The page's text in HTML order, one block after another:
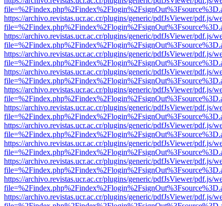
https://archivo.revistas.ucr.ac.cr/plugins/generic/pdfJsViewer/pdf.js/
https://archivo.revistas.ucr.ac.cr/plugins/generic/pdfJsViewer/pdf.js/
https://archivo.revistas.ucr.ac.cr/plugins/generic/pdfJsViewer/pdf.js/
https://archivo.revistas.ucr.ac.cr/plugins/generic/pdfJsViewer/pdf.js/
https://archivo.revistas.ucr.ac.cr/plugins/generic/pdfJsViewer/pdf.js/
https://archivo.revistas.ucr.ac.cr/plugins/generic/pdfJsViewer/pdf.js/
https://archivo.revistas.ucr.ac.cr/plugins/generic/pdfJsViewer/pdf.js/
https://archivo.revistas.ucr.ac.cr/plugins/generic/pdfJsViewer/pdf.js/
https://archivo.revistas.ucr.ac.cr/plugins/generic/pdfJsViewer/pdf.js/
https://archivo.revistas.ucr.ac.cr/plugins/generic/pdfJsViewer/pdf.js/
https://archivo.revistas.ucr.ac.cr/plugins/generic/pdfJsViewer/pdf.js/